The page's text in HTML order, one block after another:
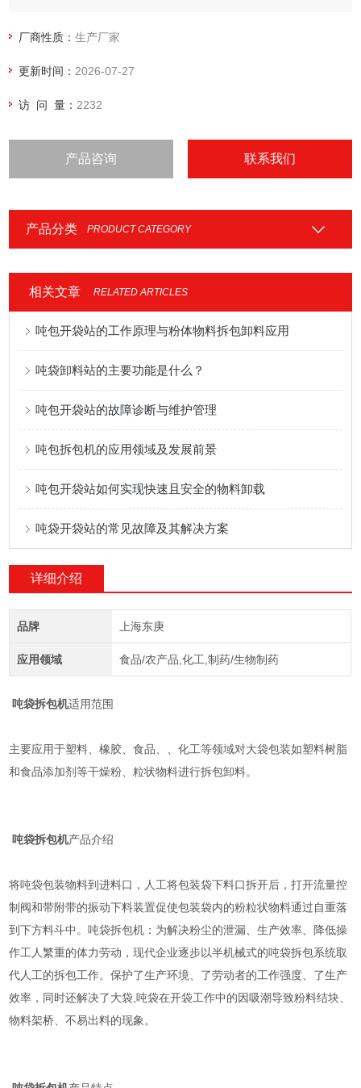
厂商性质：生产厂家
更新时间： 2026-07-27
访 问 量： 2232
产品咨询 联系我们
产品分类 PRODUCT CATEGORY
相关文章 RELATED ARTICLES
吨包开袋站的工作原理与粉体物料拆包卸料应用
吨袋卸料站的主要功能是什么？
吨包开袋站的故障诊断与维护管理
吨包拆包机的应用领域及发展前景
吨包开袋站如何实现快速且安全的物料卸载
吨袋开袋站的常见故障及其解决方案
详细介绍
品牌 上海东庚
应用领域 食品/农产品,化工,制药/生物制药
吨袋拆包机适用范围
主要应用于塑料、橡胶、食品、、化工等领域对大袋包装如塑料树脂
和食品添加剂等干燥粉、粒状物料进行拆包卸料。
吨袋拆包机产品介绍
将吨袋包装物料到进料口，人工将包装袋下料口拆开后，打开流量控
制阀和带附带的振动下料装置促使包装袋内的粉粒状物料通过自重落
到下方料斗中。吨袋拆包机：为解决粉尘的泄漏、生产效率、降低操
作工人繁重的体力劳动，现代企业逐步以半机械式的吨袋拆包系统取
代人工的拆包工作。保护了生产环境、了劳动者的工作强度、了生产
效率，同时还解决了大袋,吨袋在开袋工作中的因吸潮导致粉料结块、
物料架桥、不易出料的现象。